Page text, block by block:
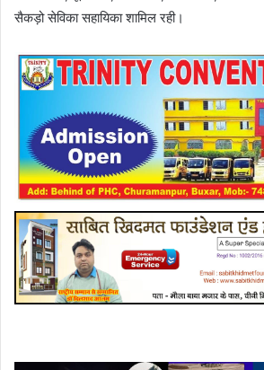
सैकड़ो सेविका सहायिका शामिल रही।